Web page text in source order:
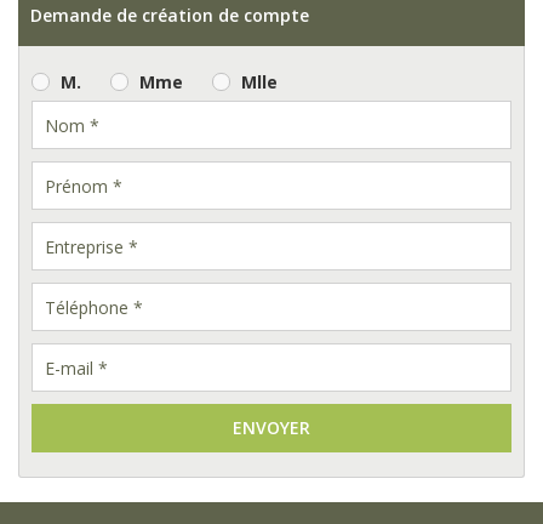
Demande de création de compte
M. Mme Mlle
ENVOYER